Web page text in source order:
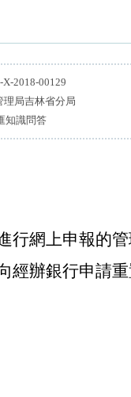
X-2018-00129
理局吉林省分局
知識問答
行網上申報的
經辦銀行申請